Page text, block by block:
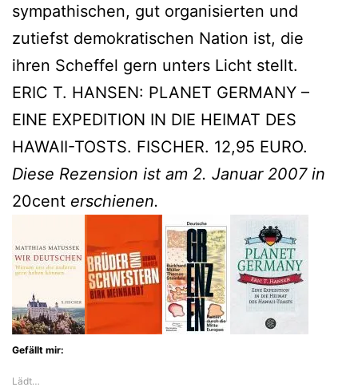
sympathischen, gut organisierten und
zutiefst demokratischen Nation ist, die
ihren Scheffel gern unters Licht stellt.
ERIC T. HANSEN: PLANET GERMANY –
EINE EXPEDITION IN DIE HEIMAT DES
HAWAII-TOSTS. FISCHER. 12,95 EURO.
Diese Rezension ist am 2. Januar 2007 in
20cent erschienen.
Gefällt mir:
Lädt…